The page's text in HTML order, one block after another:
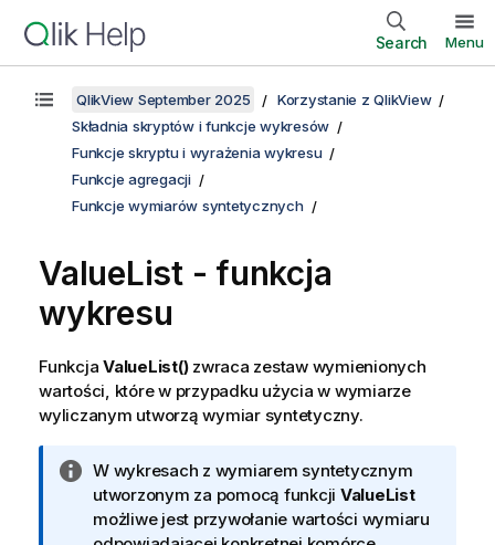
Search Menu
QlikView September 2025
Korzystanie z QlikView
Składnia skryptów i funkcje wykresów
Funkcje skryptu i wyrażenia wykresu
Funkcje agregacji
Funkcje wymiarów syntetycznych
ValueList- funkcja
wykresu
Funkcja ValueList()zwraca zestaw wymienionych
wartości, które w przypadku użycia w wymiarze
wyliczanym utworzą wymiar syntetyczny.
I
n
f
W wykresach z wymiarem syntetycznym
utworzonym za pomocą funkcji ValueList
możliwe jest przywołanie wartości wymiaru